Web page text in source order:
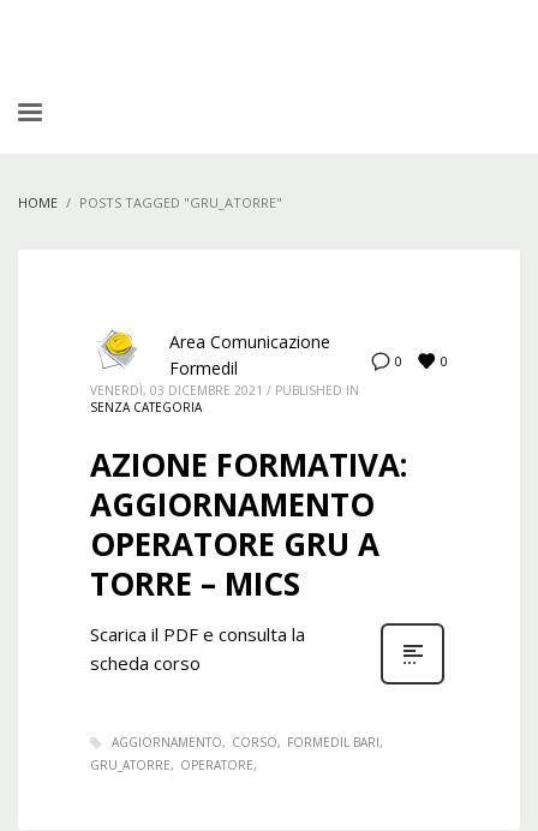
HOME POSTS TAGGED "GRU_ATORRE"
0 0
Area Comunicazione
Formedil
VENERDÌ, 03 DICEMBRE 2021 / PUBLISHED IN
SENZA CATEGORIA
AZIONE FORMATIVA:
AGGIORNAMENTO
OPERATORE GRU A
TORRE – MICS
Scarica il PDF e consulta la
scheda corso
AGGIORNAMENTO CORSO
FORMEDIL BARI
GRU_ATORRE
OPERATORE